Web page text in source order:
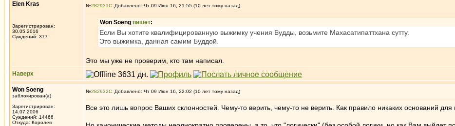
Elen Kras
Зарегистрирован:
30.05.2016
Суждений: 377
№282931 Добавлено: Чт 09 Июн 16, 21:55 (10 лет тому назад)
Won Soeng пишет:
Если Вы хотите квалифицированную выжимку учения Будды, возьмите Махасатипаттхана сутту.
Это выжимка, данная самим Буддой.
Это мы уже не проверим, кто там написал.
Наверх
Won Soeng
заблокирован(а)
Зарегистрирован:
14.07.2006
Суждений: 14466
Откуда: Королев
№282932 Добавлено: Чт 09 Июн 16, 22:02 (10 лет тому назад)
Все это лишь вопрос Ваших склонностей. Чему-то верить, чему-то не верить. Как правило никаких оснований